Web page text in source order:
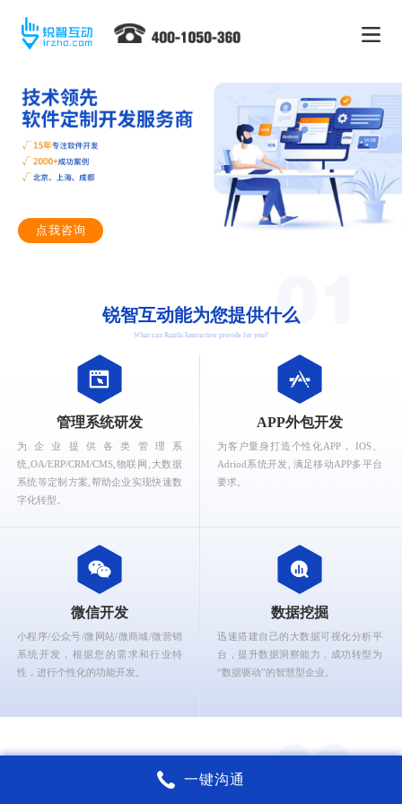
点我咨询
锐智互动能为您提供什么
What can Ruizhi Interactive provide for you?
管理系统研发
为企业提供各类管理系
统,OA/ERP/CRM/CMS,物联网,大数据
系统等定制方案,帮助企业实现快速数
字化转型。
APP外包开发
为客户量身打造个性化APP， IOS、
Adriod系统开发, 满足移动APP多平台
要求。
微信开发
小程序/公众号/微网站/微商城/微营销
系统开发，根据您的需求和行业特
性，进行个性化的功能开发。
数据挖掘
迅速搭建自己的大数据可视化分析平
台，提升数据洞察能力，成功转型为
“数据驱动”的智慧型企业。
锐智互动核心能力
一键沟通